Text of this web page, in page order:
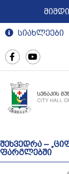
სიახლეები
შეხვედრა –
ფარგლებში